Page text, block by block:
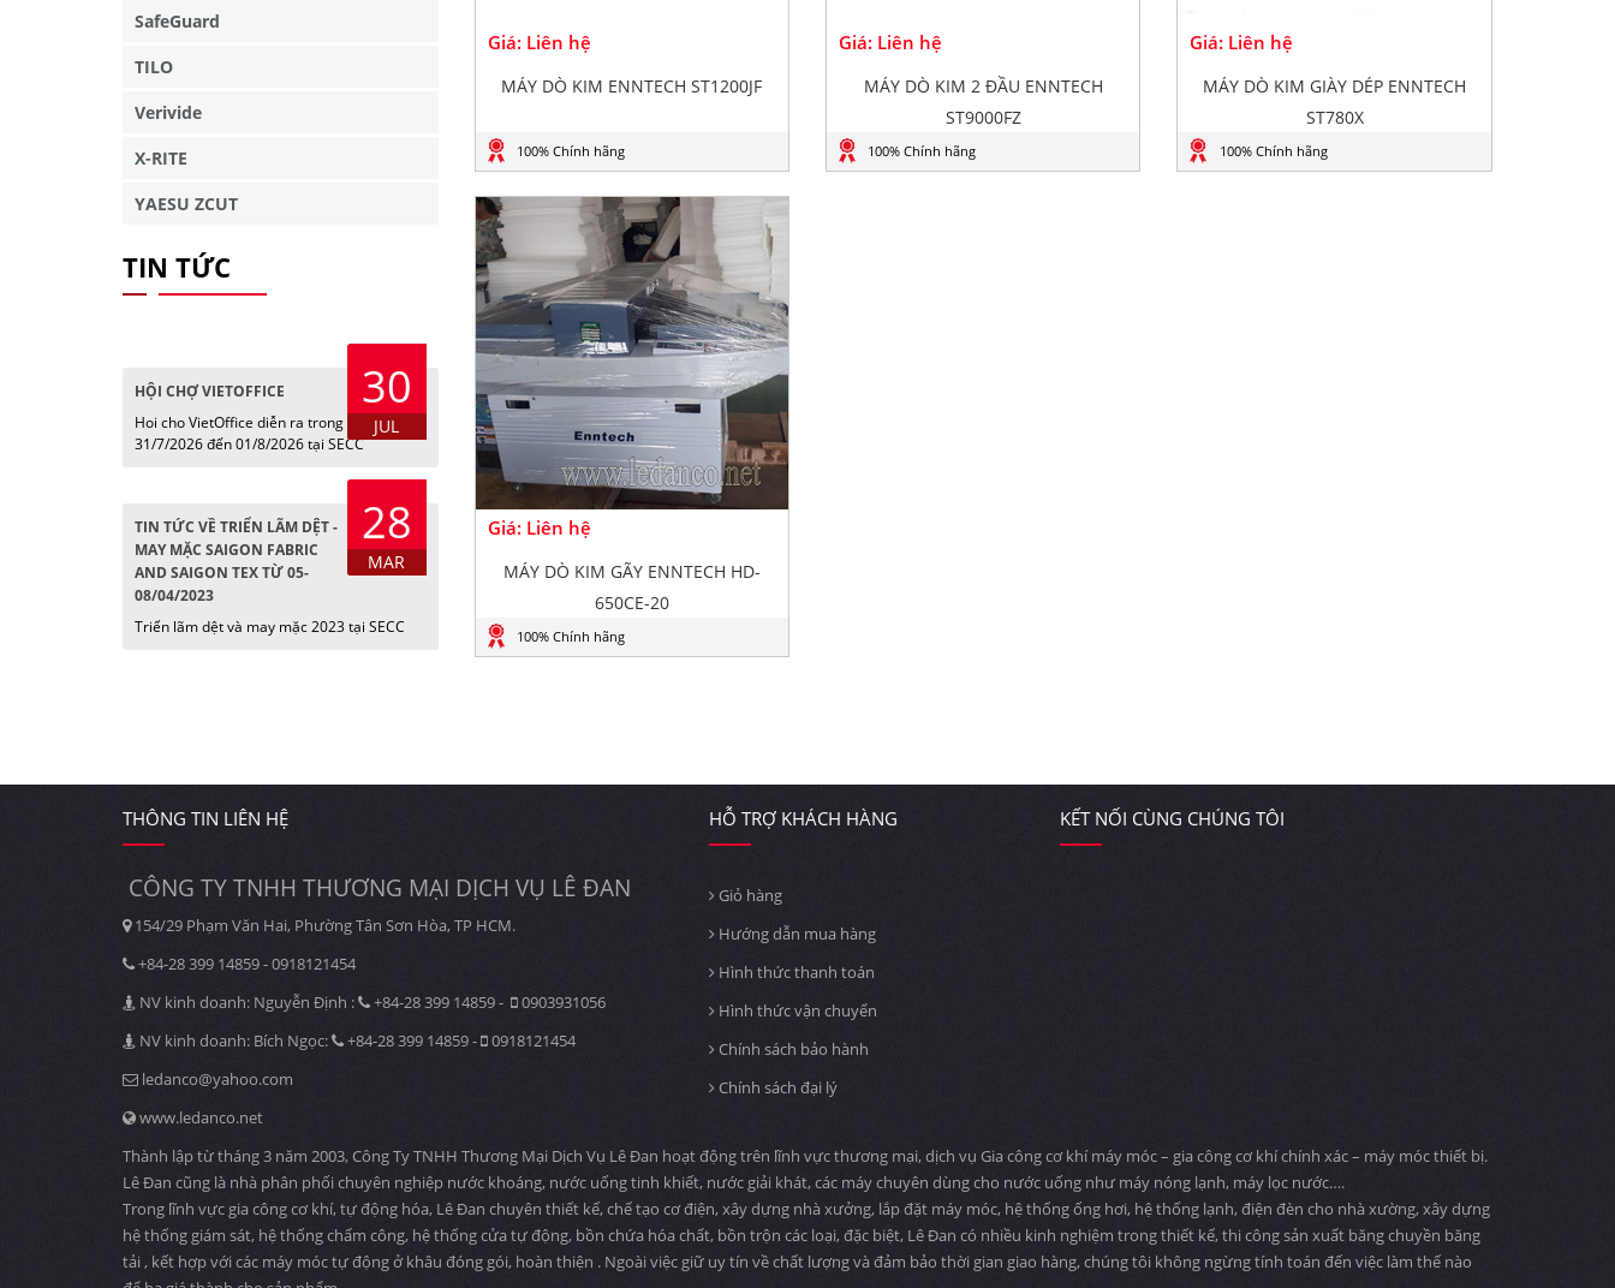
Giá: Liên hệ
MÁY DÒ KIM ENNTECH ST1200JF
100% Chính hãng
Giá: Liên hệ
MÁY DÒ KIM 2 ĐẦU ENNTECH
ST9000FZ
100% Chính hãng
Giá: Liên hệ
MÁY DÒ KIM GIÀY DÉP ENNTECH
ST780X
100% Chính hãng
Giá: Liên hệ
MÁY DÒ KIM GÃY ENNTECH HD-
650CE-20
100% Chính hãng
SafeGuard
TILO
Verivide
X-RITE
YAESU ZCUT
TIN TỨC
30
JUL
HỘI CHỢ VIETOFFICE
Hoi cho VietOffice diễn ra trong các ngày
31/7/2026 đến 01/8/2026 tại SECC
28
MAR
TIN TỨC VỀ TRIỂN LÃM DỆT -
MAY MẶC SAIGON FABRIC
AND SAIGON TEX TỪ 05-
08/04/2023
Triển lãm dệt và may mặc 2023 tại SECC
THÔNG TIN LIÊN HỆ
CÔNG TY TNHH THƯƠNG MẠI DỊCH VỤ LÊ ĐAN
154/29 Phạm Văn Hai, Phường Tân Sơn Hòa, TP HCM.
+84-28 399 14859 - 0918121454
NV kinh doanh: Nguyễn Định :
+84-28 399 14859 -
0903931056
NV kinh doanh: Bích Ngọc:
+84-28 399 14859 -
0918121454
ledanco@yahoo.com
www.ledanco.net
HỖ TRỢ KHÁCH HÀNG
Giỏ hàng
Hướng dẫn mua hàng
Hình thức thanh toán
Hình thức vận chuyển
Chính sách bảo hành
Chính sách đại lý
KẾT NỐI CÙNG CHÚNG TÔI
Thành lập từ tháng 3 năm 2003, Công Ty TNHH Thương Mại Dịch Vụ Lê Đan hoạt động trên lĩnh vực thương mại, dịch vụ Gia công cơ khí máy móc – gia công cơ khí chính xác – máy móc thiết bị.
Lê Đan cũng là nhà phân phối chuyên nghiệp nước khoáng, nước uống tinh khiết, nước giải khát, các máy chuyên dùng cho nước uống như máy nóng lạnh, máy lọc nước….
Trong lĩnh vực gia công cơ khí, tự động hóa, Lê Đan chuyên thiết kế, chế tạo cơ điện, xây dựng nhà xưởng, lắp đặt máy móc, hệ thống ống hơi, hệ thống lạnh, điện đèn cho nhà xường, xây dựng
hệ thống giám sát, hệ thống chấm công, hệ thống cửa tự động, bồn chứa hóa chất, bồn trộn các loại, đặc biệt, Lê Đan có nhiều kinh nghiệm trong thiết kế, thi công sản xuất băng chuyền băng
tải , kết hợp với các máy móc tự động ở khâu đóng gói, hoàn thiện . Ngoài việc giữ uy tín về chất lượng và đảm bảo thời gian giao hàng, chúng tôi không ngừng tính toán đến việc làm thế nào